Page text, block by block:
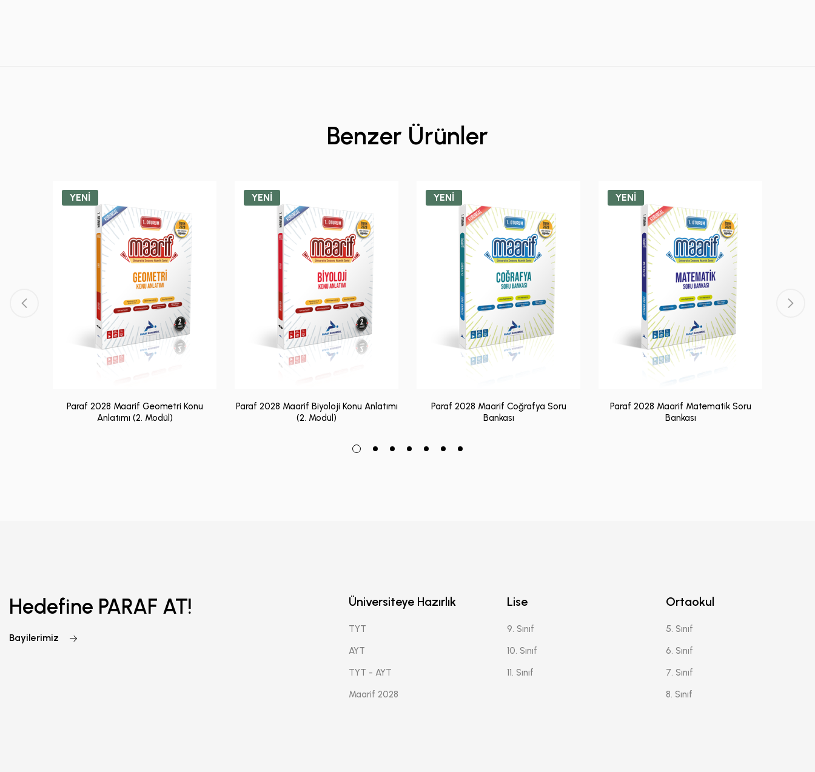
Benzer Ürünler
YENİ
Paraf 2028 Maarif Geometri Konu
Anlatımı (2. Modül)
YENİ
Paraf 2028 Maarif Biyoloji Konu Anlatımı
(2. Modül)
YENİ
Paraf 2028 Maarif Coğrafya Soru
Bankası
YENİ
Paraf 2028 Maarif Matematik Soru
Bankası
Hedefine PARAF AT!
Bayilerimiz
Üniversiteye Hazırlık
TYT
AYT
TYT - AYT
Maarif 2028
Lise
9. Sınıf
10. Sınıf
11. Sınıf
Ortaokul
5. Sınıf
6. Sınıf
7. Sınıf
8. Sınıf